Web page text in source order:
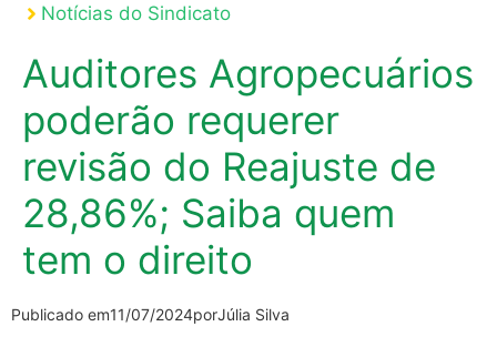
Notícias do Sindicato
Auditores Agropecuários
poderão requerer
revisão do Reajuste de
28,86%; Saiba quem
tem o direito
Publicado em11/07/2024porJúlia Silva